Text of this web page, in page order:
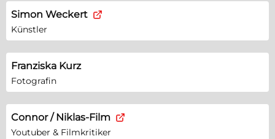
Simon Weckert
Künstler
Franziska Kurz
Fotografin
Connor / Niklas-Film
Youtuber & Filmkritiker